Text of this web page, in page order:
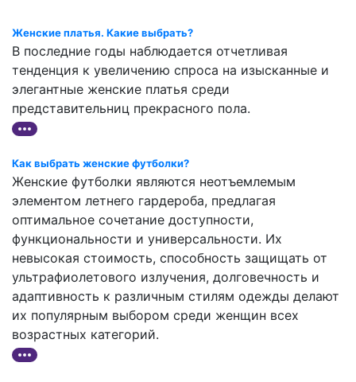
Женские платья. Какие выбрать?
В последние годы наблюдается отчетливая
тенденция к увеличению спроса на изысканные и
элегантные женские платья среди
представительниц прекрасного пола.
Как выбрать женские футболки?
Женские футболки являются неотъемлемым
элементом летнего гардероба, предлагая
оптимальное сочетание доступности,
функциональности и универсальности. Их
невысокая стоимость, способность защищать от
ультрафиолетового излучения, долговечность и
адаптивность к различным стилям одежды делают
их популярным выбором среди женщин всех
возрастных категорий.